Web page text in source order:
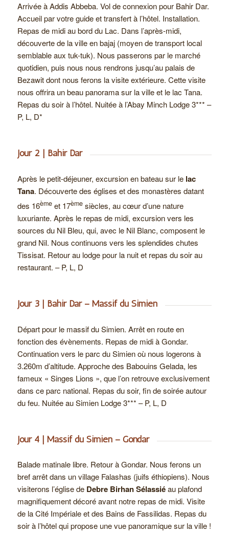
Arrivée à Addis Abbeba. Vol de connexion pour Bahir Dar.
Accueil par votre guide et transfert à l’hôtel. Installation.
Repas de midi au bord du Lac. Dans l’après-midi,
découverte de la ville en bajaj (moyen de transport local
semblable aux tuk-tuk). Nous passerons par le marché
quotidien, puis nous nous rendrons jusqu’au palais de
Bezawit dont nous ferons la visite extérieure. Cette visite
nous offrira un beau panorama sur la ville et le lac Tana.
Repas du soir à l’hôtel. Nuitée à l’Abay Minch Lodge 3*** –
P, L, D*
Jour 2 | Bahir Dar
Après le petit-déjeuner, excursion en bateau sur le lac
Tana. Découverte des églises et des monastères datant
des 16èmeet 17èmesiècles, au cœur d’une nature
luxuriante. Après le repas de midi, excursion vers les
sources du Nil Bleu, qui, avec le Nil Blanc, composent le
grand Nil. Nous continuons vers les splendides chutes
Tissisat. Retour au lodge pour la nuit et repas du soir au
restaurant. – P, L, D
Jour 3 | Bahir Dar – Massif du Simien
Départ pour le massif du Simien. Arrêt en route en
fonction des évènements. Repas de midi à Gondar.
Continuation vers le parc du Simien où nous logerons à
3.260m d’altitude. Approche des Babouins Gelada, les
fameux « Singes Lions », que l’on retrouve exclusivement
dans ce parc national. Repas du soir, fin de soirée autour
du feu. Nuitée au Simien Lodge 3*** – P, L, D
Jour 4 | Massif du Simien – Gondar
Balade matinale libre. Retour à Gondar. Nous ferons un
bref arrêt dans un village Falashas (juifs éthiopiens). Nous
visiterons l’église de Debre Birhan Sélassiéau plafond
magnifiquement décoré avant notre repas de midi. Visite
de la Cité Impériale et des Bains de Fassilidas. Repas du
soir à l’hôtel qui propose une vue panoramique sur la ville !